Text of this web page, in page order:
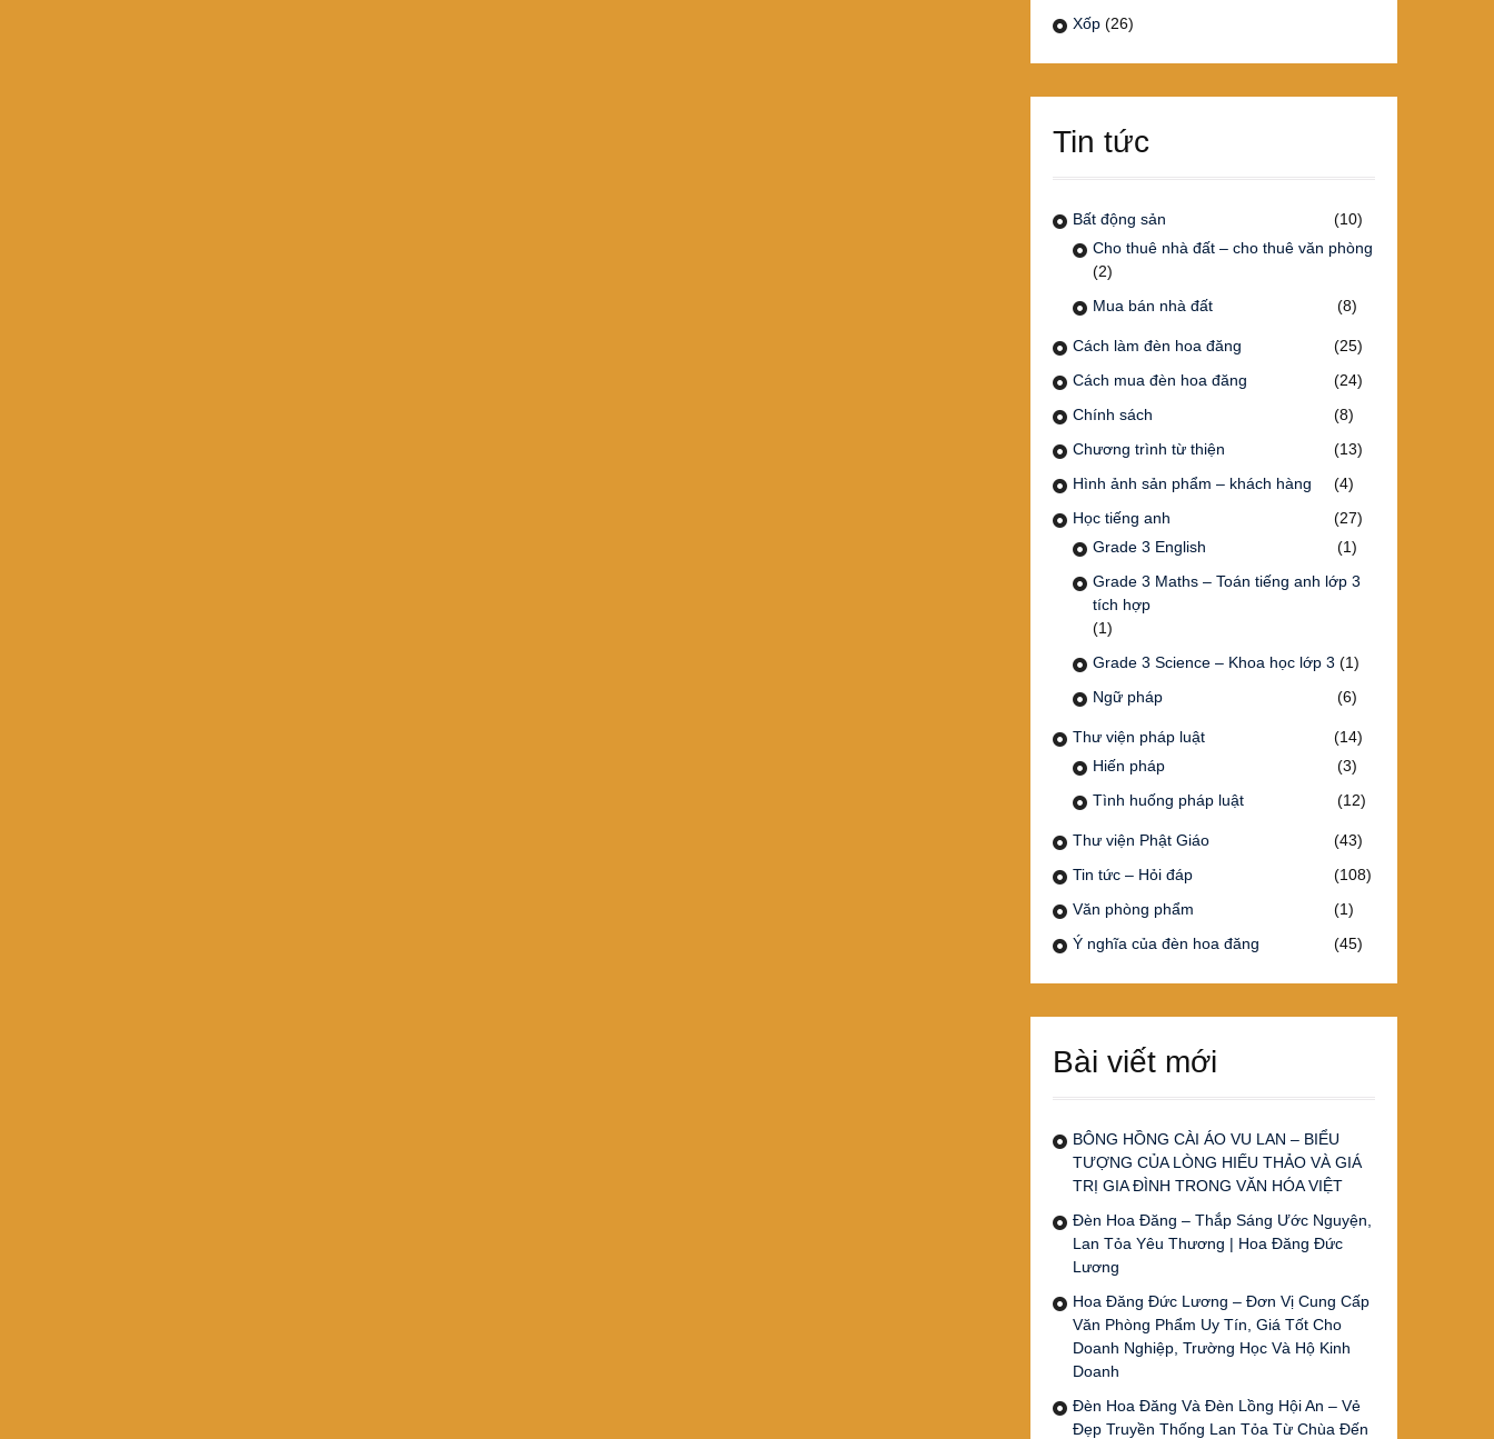
Xốp (26)
Tin tức
Bất động sản
(10)
Cho thuê nhà đất – cho thuê văn phòng
(2)
Mua bán nhà đất
(8)
Cách làm đèn hoa đăng
(25)
Cách mua đèn hoa đăng
(24)
Chính sách
(8)
Chương trình từ thiện
(13)
Hình ảnh sản phẩm – khách hàng
(4)
Học tiếng anh
(27)
Grade 3 English
(1)
Grade 3 Maths – Toán tiếng anh lớp 3
tích hợp
(1)
Grade 3 Science – Khoa học lớp 3 (1)
Ngữ pháp
(6)
Thư viện pháp luật
(14)
Hiến pháp
(3)
Tình huống pháp luật
(12)
Thư viện Phật Giáo
(43)
Tin tức – Hỏi đáp
(108)
Văn phòng phẩm
(1)
Ý nghĩa của đèn hoa đăng
(45)
Bài viết mới
BÔNG HỒNG CÀI ÁO VU LAN – BIỂU
TƯỢNG CỦA LÒNG HIẾU THẢO VÀ GIÁ
TRỊ GIA ĐÌNH TRONG VĂN HÓA VIỆT
Đèn Hoa Đăng – Thắp Sáng Ước Nguyện,
Lan Tỏa Yêu Thương | Hoa Đăng Đức
Lương
Hoa Đăng Đức Lương – Đơn Vị Cung Cấp
Văn Phòng Phẩm Uy Tín, Giá Tốt Cho
Doanh Nghiệp, Trường Học Và Hộ Kinh
Doanh
Đèn Hoa Đăng Và Đèn Lồng Hội An – Vẻ
Đẹp Truyền Thống Lan Tỏa Từ Chùa Đến